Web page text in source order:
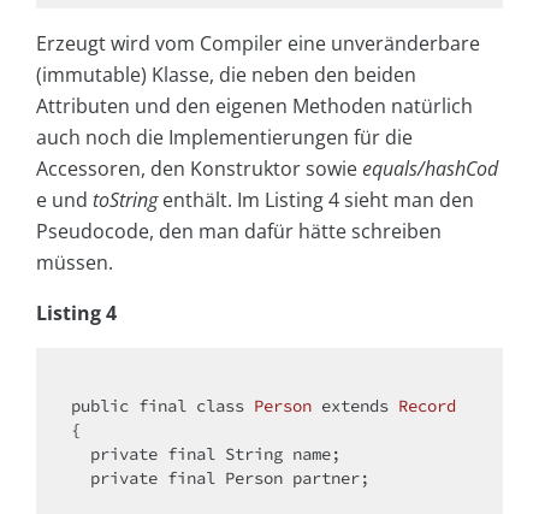
Erzeugt wird vom Compiler eine unveränderbare
(immutable) Klasse, die neben den beiden
Attributen und den eigenen Methoden natürlich
auch noch die Implementierungen für die
Accessoren, den Konstruktor sowieequals/hashCod
e und toStringenthält. Im Listing 4 sieht man den
Pseudocode, den man dafür hätte schreiben
müssen.
Listing 4
public final class Person extends Record
{
private final String name;
private final Person partner;